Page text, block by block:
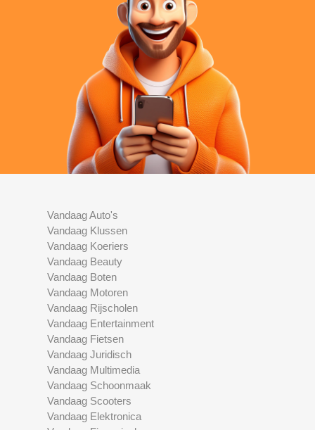
Vandaag Auto's
Vandaag Klussen
Vandaag Koeriers
Vandaag Beauty
Vandaag Boten
Vandaag Motoren
Vandaag Rijscholen
Vandaag Entertainment
Vandaag Fietsen
Vandaag Juridisch
Vandaag Multimedia
Vandaag Schoonmaak
Vandaag Scooters
Vandaag Elektronica